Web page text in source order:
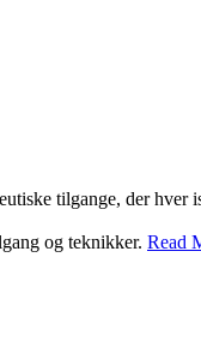
tilgange, der hver
og teknikker. Read